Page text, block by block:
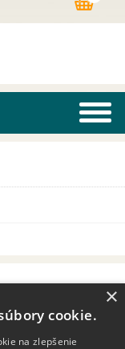
×
cookie.
na zlepšenie